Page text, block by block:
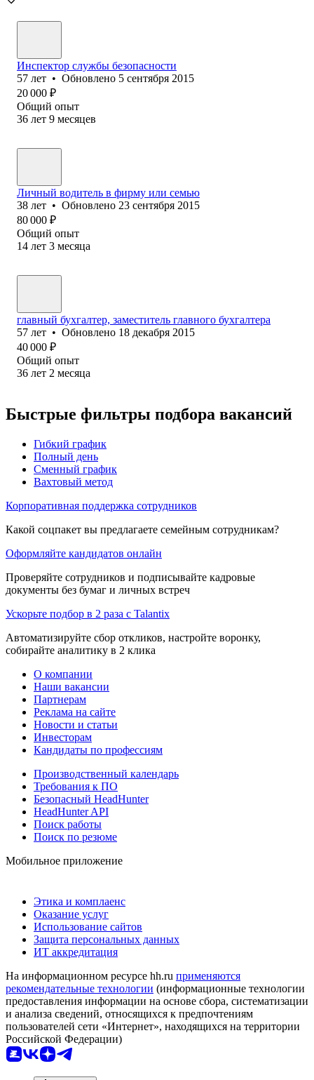
Инспектор службы безопасности
57 лет • Обновлено 5 сентября 2015
20 000 ₽
Общий опыт
36 лет 9 месяцев
Личный водитель в фирму или семью
38 лет • Обновлено 23 сентября 2015
80 000 ₽
Общий опыт
14 лет 3 месяца
главный бухгалтер, заместитель главного бухгалтера
57 лет • Обновлено 18 декабря 2015
40 000 ₽
Общий опыт
36 лет 2 месяца
Быстрые фильтры подбора вакансий
Гибкий график
Полный день
Сменный график
Вахтовый метод
Корпоративная поддержка сотрудников
Какой соцпакет вы предлагаете семейным сотрудникам?
Оформляйте кандидатов онлайн
Проверяйте сотрудников и подписывайте кадровые
документы без бумаг и личных встреч
Ускорьте подбор в 2 раза с Talantix
Автоматизируйте сбор откликов, настройте воронку,
собирайте аналитику в 2 клика
О компании
Наши вакансии
Партнерам
Реклама на сайте
Новости и статьи
Инвесторам
Кандидаты по профессиям
Производственный календарь
Требования к ПО
Безопасный HeadHunter
HeadHunter API
Поиск работы
Поиск по резюме
Мобильное приложение
Этика и комплаенс
Оказание услуг
Использование сайтов
Защита персональных данных
ИТ аккредитация
На информационном ресурсе hh.ru применяются
рекомендательные технологии (информационные технологии
предоставления информации на основе сбора, систематизации
и анализа сведений, относящихся к предпочтениям
пользователей сети «Интернет», находящихся на территории
Российской Федерации)